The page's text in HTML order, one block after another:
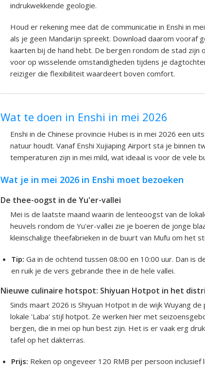
indrukwekkende geologie.
Houd er rekening mee dat de communicatie in Enshi in
als je geen Mandarijn spreekt. Download daarom vooraf
kaarten bij de hand hebt. De bergen rondom de stad zijn
voor op wisselende omstandigheden tijdens je
reiziger die flexibiliteit waardeert boven comfort.
Wat te doen in Enshi in mei 2026
Enshi in de Chinese provincie Hubei is in mei 2026 een
natuur houdt. Vanaf Enshi Xujiaping Airport sta je binnen
temperaturen zijn in mei mild, wat ideaal is voor de vele
Wat je in mei 2026 in Enshi moet bezoeken
De thee-oogst in de Yu'er-vallei
Mei is de laatste maand waarin de lenteoogst van de
heuvels rondom de Yu'er-vallei zie je boeren de jonge
kleinschalige theefabrieken in de buurt van Mufu om het
Tip: Ga in de ochtend tussen 08:00 en 10:00 uur. Dan is
en ruik je de vers gebrande thee in de hele vallei.
Nieuwe culinaire hotspot: Shiyuan Hotpot in het
Sinds maart 2026 is Shiyuan Hotpot in de wijk Wuyang
lokale 'Laba' stijl hotpot. Ze werken hier met
bergen, die in mei op hun best zijn. Het is er vaak erg
tafel op het dakterras.
Prijs: Reken op ongeveer 120 RMB per persoon inclusief